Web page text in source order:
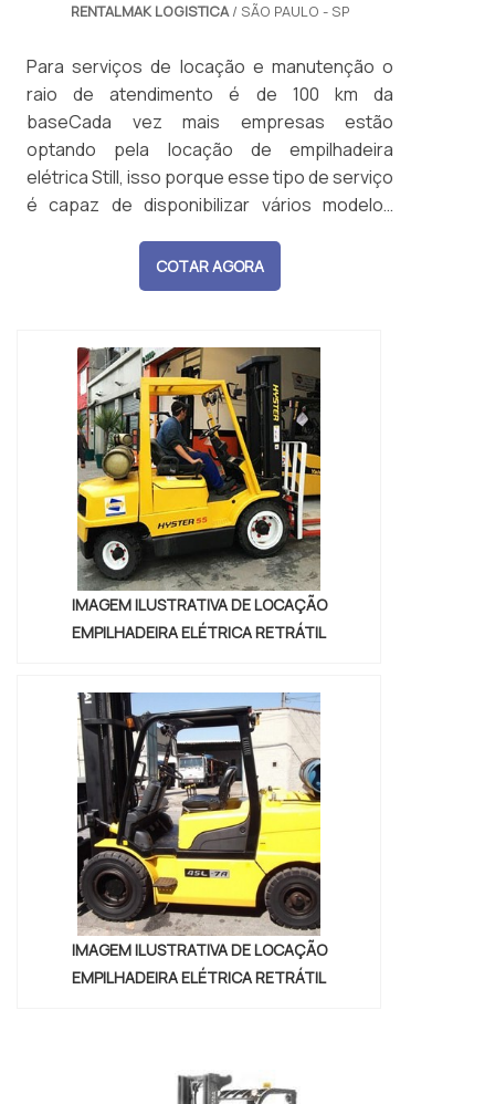
RENTALMAK LOGISTICA/ SÃO PAULO - SP
Para serviços de locação e manutenção o
raio de atendimento é de 100 km da
baseCada vez mais empresas estão
optando pela locação de empilhadeira
elétrica Still, isso porque esse tipo de serviço
é capaz de disponibilizar vários modelos
solicitados, é possível destacar:
Empilhadeiras retráteis; Empilhadeiras com
operador em pé; Empilhadeiras de
contrapeso.Por garantir ta...
COTAR AGORA
IMAGEM ILUSTRATIVA DE LOCAÇÃO
EMPILHADEIRA ELÉTRICA RETRÁTIL
IMAGEM ILUSTRATIVA DE LOCAÇÃO
EMPILHADEIRA ELÉTRICA RETRÁTIL